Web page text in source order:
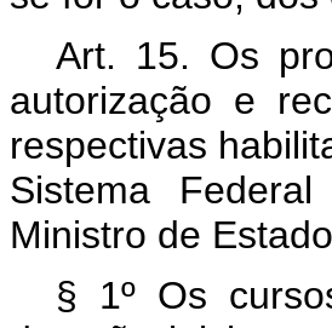
Art. 15. Os
autorização e
respectivas
Sistema
Ministro de
§ 1º Os